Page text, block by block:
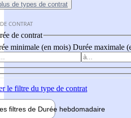
de types de contrat
CONTRAT
de contrat
minimale (en mois) Durée maximale
le filtre du type de contrat
filtres de Durée hebdomadaire